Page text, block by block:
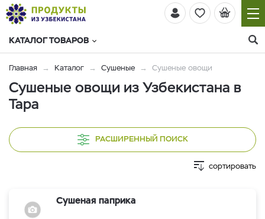
КАТАЛОГ ТОВАРОВ
Главная Каталог Сушеные Сушеные овощи
Сушеные овощи из Узбекистана в
Тара
РАСШИРЕННЫЙ ПОИСК
сортировать
Сушеная паприка